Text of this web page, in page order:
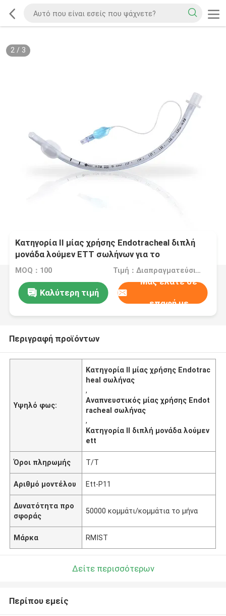
2/ 3
Κατηγορία ΙΙ μίας χρήσης Endotracheal διπλή
μονάδα λούμεν ETT σωλήνων για το
αναπνευστικό τμήμα
MOQ：100 Τιμή：Διαπραγματεύσιμα
Καλύτερη τιμή
Μας ελάτε σε
επαφή με
Περιγραφή προϊόντων
Υψηλό φως:
Κατηγορία ΙΙ μίας χρήσης Endotrac
heal σωλήνας
,
Αναπνευστικός μίας χρήσης Endot
racheal σωλήνας
,
Κατηγορία ΙΙ διπλή μονάδα λούμεν
ett
Όροι πληρωμής T/T
Αριθμό μοντέλου Ett-P11
Δυνατότητα προ
σφοράς
50000 κομμάτι/κομμάτια το μήνα
Μάρκα RMIST
Δείτε περισσότερων
Περίπου εμείς